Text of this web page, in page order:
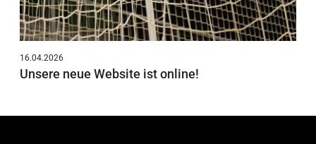
16.04.2026
Unsere neue Website ist online!